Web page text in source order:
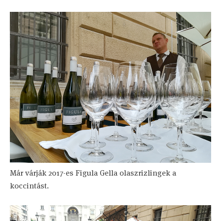
Már várják 2017-es Figula Gella olaszrizlingek a
koccintást.